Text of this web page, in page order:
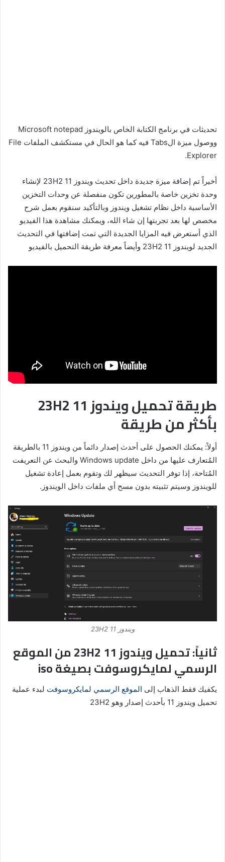
تحديثات في برنامج الكتابة الخاص بالويندوز Microsoft notepad
ووصول ميزة الTabs فيه كما هو الحال في مستكشف الملفات File
Explorer.
أخيراً تم إضافة ميزة جديدة داخل تحديث ويندوز 11 23H2 لإنشاء
وحدة تخزين خاصة بالمطورين تكون منفصلة عن وحدات التخزين
الأساسية داخل نظام تشغيل ويندوز وبالتأكيد سنقوم بعمل شرح
مخصص لها بعد تجربتها إن شاء الله، ويمكنك مشاهدة هذا الفيديو
الذي أستعرض فيه المزايا الجديدة التي تمت إضافتها في التحديث
الجديد لويندوز 11 23H2 وأيضاً معرفة طريقة التحميل بالفيديو
طريقة تحميل ويندوز 11 23H2
بأكثر من طريقة
أولاً: يمكنك الحصول على أحدث إصدار دائماً من ويندوز 11 بالطريقة
المُتعارف عليها من داخل Windows update والبحث عن التعريفت
المُتاحة، إذا توفر التحديث سيظهر لك وتقوم بعمل إعادة تشغيل
للويندوز وسيتم تثبيته بدون مسح أي ملفات داخل الويندوز.
ويندوز 11 23H2
ثانياً: تحميل ويندوز 11 23H2 من الموقع
الرسمي لمايكروسوفت بصيغة iso
يكفيك فقط الذهاب إلى الموقع الرسمي لمايكروسوفت لبدء عملية
تحميل ويندوز 11 بأحدث إصدار وهو 23H2